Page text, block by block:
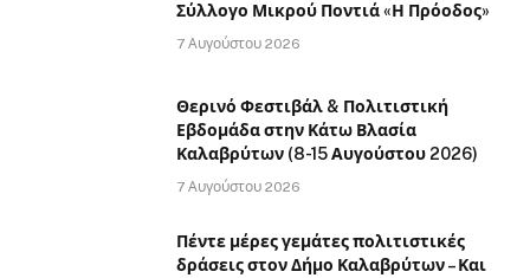
Σύλλογο Μικρού Ποντιά «Η Πρόοδος»
7 Αυγούστου 2026
Θερινό Φεστιβάλ & Πολιτιστική
Εβδομάδα στην Κάτω Βλασία
Καλαβρύτων (8-15 Αυγούστου 2026)
7 Αυγούστου 2026
Πέντε μέρες γεμάτες πολιτιστικές
δράσεις στον Δήμο Καλαβρύτων – Και